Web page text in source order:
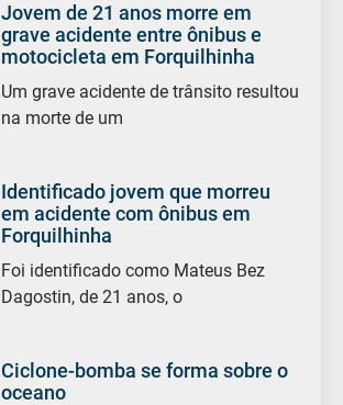
Jovem de 21 anos morre em
grave acidente entre ônibus e
motocicleta em Forquilhinha
Um grave acidente de trânsito resultou
na morte de um
Identificado jovem que morreu
em acidente com ônibus em
Forquilhinha
Foi identificado como Mateus Bez
Dagostin, de 21 anos, o
Ciclone-bomba se forma sobre o
oceano